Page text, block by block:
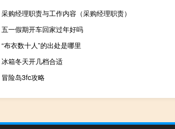
采购经理职责与工作内容（采购经理职责）
五一假期开车回家过年好吗
“布衣数十人”的出处是哪里
冰箱冬天开几档合适
冒险岛3fc攻略